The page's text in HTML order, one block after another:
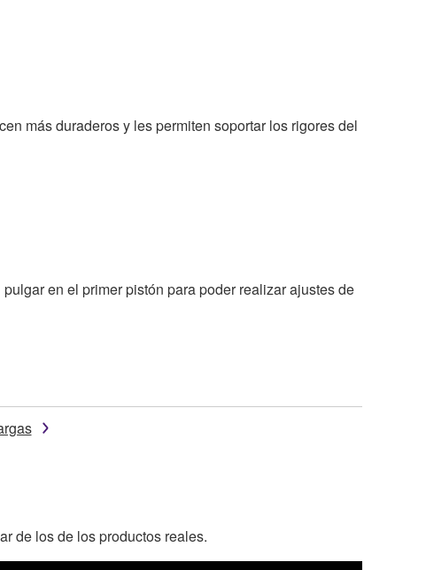
más duraderos y les permiten soportar los rigores del
en el primer pistón para poder realizar ajustes de
de los de los productos reales.